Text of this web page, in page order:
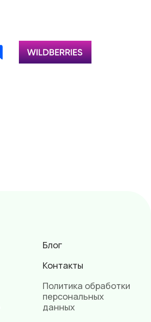
Блог
Контакты
Политика обработки
персональных
данных